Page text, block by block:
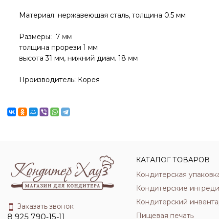
Материал: нержавеющая сталь, толщина 0.5 мм
Размеры: 7 мм
толщина прорези 1 мм
высота 31 мм, нижний диам. 18 мм
Производитель: Корея
Заказать звонок
8 925 790-15-11
КАТАЛОГ ТОВАРОВ
Кондитерская
Кондитерские
Кондитерский
Пищевая печать